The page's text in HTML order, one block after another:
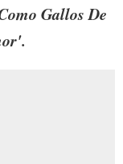
Gallos De